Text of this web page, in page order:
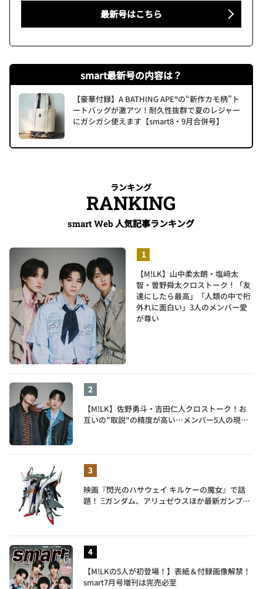
最新号はこちら
smart最新号の内容は？
【豪華付録】A BATHING APE®の“新作カモ柄”ト
ートバッグが激アツ！耐久性抜群で夏のレジャー
にガシガシ使えます【smart8・9月合併号】
ランキング
RANKING
smart Web 人気記事ランキング
【M!LK】山中柔太朗・塩﨑太
智・曽野舜太クロストーク！「友
達にしたら最高」「人類の中で桁
外れに面白い」3人のメンバー愛
が尊い
【M!LK】佐野勇斗・吉田仁人クロストーク！お
互いの"取説"の精度が高い…メンバー5人の現在
映画『閃光のハサウェイ キルケーの魔女』で話
題！ Ξガンダム、アリュゼウスほか最新ガンプラ
【M!LKの5人が初登場！】表紙＆付録画像解禁！
smart7月号増刊は完売必至